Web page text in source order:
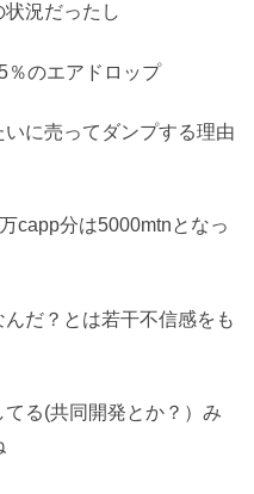
況だったし
％のエアドロップ
に売ってダンプする理由
capp分は5000mtnとなっ
だ？とは若干不信感をも
る(共同開発とか？）み